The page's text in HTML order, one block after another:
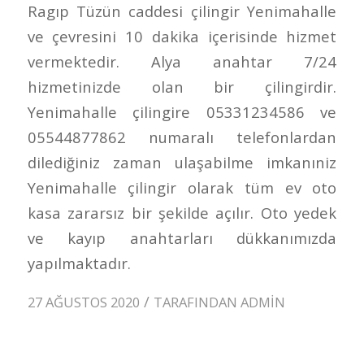
Ragıp Tüzün caddesi çilingir Yenimahalle
ve çevresini 10 dakika içerisinde hizmet
vermektedir. Alya anahtar 7/24
hizmetinizde olan bir çilingirdir.
Yenimahalle çilingire 05331234586 ve
05544877862 numaralı telefonlardan
dilediğiniz zaman ulaşabilme imkanıniz
Yenimahalle çilingir olarak tüm ev oto
kasa zararsız bir şekilde açılır. Oto yedek
ve kayıp anahtarları dükkanımızda
yapılmaktadır.
27 AĞUSTOS 2020 / TARAFINDAN ADMIN